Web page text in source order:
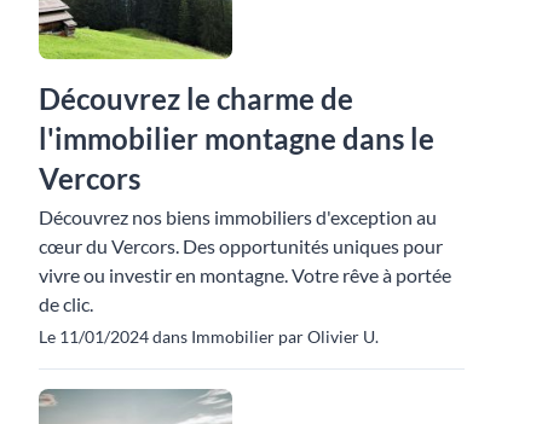
Découvrez le charme de
l'immobilier montagne dans le
Vercors
Découvrez nos biens immobiliers d'exception au
cœur du Vercors. Des opportunités uniques pour
vivre ou investir en montagne. Votre rêve à portée
de clic.
Le 11/01/2024 dans Immobilier par Olivier U.